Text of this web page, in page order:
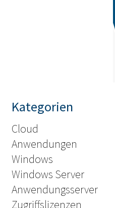
Kategorien
Cloud
Anwendungen
Windows
Windows Server
Anwendungsserver
Zugriffslizenzen